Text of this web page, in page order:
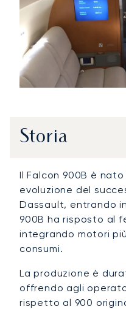
Storia
Il Falcon 900B è
evoluzione del
Dassault, entrando
900B ha risposto al
integrando motori
consumi.
La produzione è
offrendo agli
rispetto al 900